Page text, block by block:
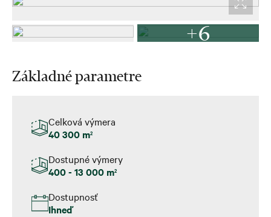
+6
Základné parametre
Celková výmera
40 300 m2
Dostupné výmery
400 - 13 000 m2
Dostupnosť
Ihneď